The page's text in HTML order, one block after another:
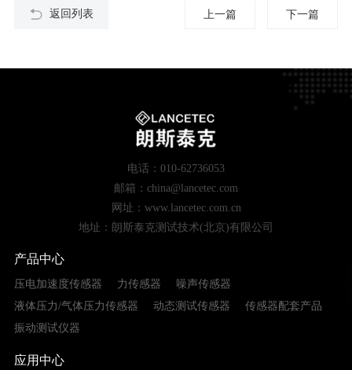
返回列表 上一篇 下一篇
电话：010-62736053
邮箱：china@lancetec.com
网址：www.lancetec.com.cn
地址：朗斯泰克测试技术(北京)有限公司
产品中心
压电加速度传感器 力传感器
噪声传感器
液体压力/气体压力传感器
动态测试传感器
传感器配套产品
振动测试仪器
应用中心